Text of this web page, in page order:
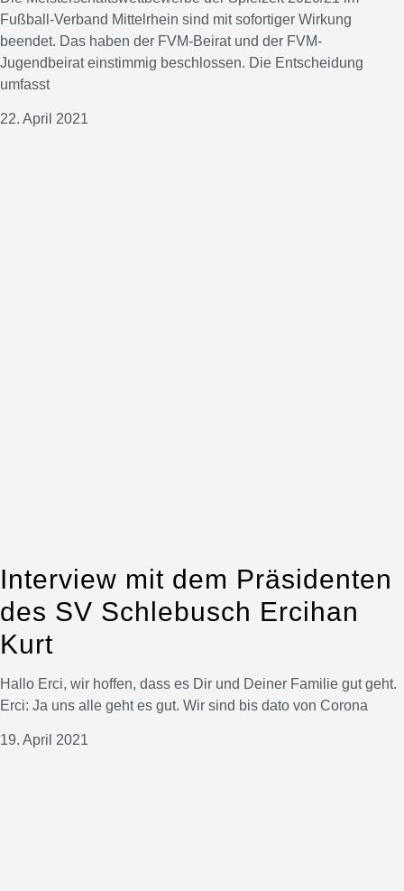
Fußball-Verband Mittelrhein sind mit sofortiger Wirkung
beendet. Das haben der FVM-Beirat und der FVM-
Jugendbeirat einstimmig beschlossen. Die Entscheidung
umfasst
22. April 2021
Interview mit dem Präsidenten
des SV Schlebusch Ercihan
Kurt
Hallo Erci, wir hoffen, dass es Dir und Deiner Familie gut geht.
Erci: Ja uns alle geht es gut. Wir sind bis dato von Corona
19. April 2021